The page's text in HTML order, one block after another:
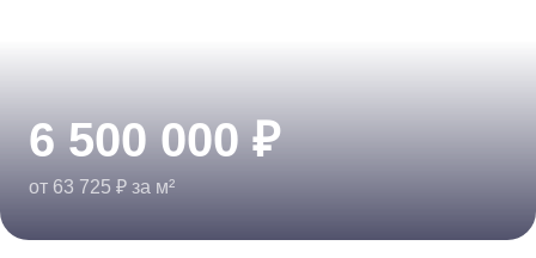
6 500 000 ₽
от 63 725 ₽ за м²